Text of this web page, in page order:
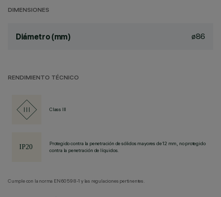
DIMENSIONES
Diámetro (mm) ø86
RENDIMIENTO TÉCNICO
Class III
Protegido contra la penetración de sólidos mayores de 12 mm, no protegido
contra la penetración de líquidos.
Cumple con la norma EN60598-1 y las regulaciones pertinentes.